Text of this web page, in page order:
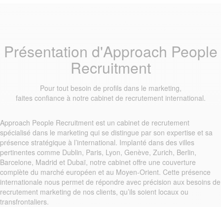
Présentation d'Approach People
Recruitment
Pour tout besoin de profils dans le marketing,
faites confiance à notre cabinet de recrutement international.
Approach People Recruitment est un cabinet de recrutement
spécialisé dans le marketing qui se distingue par son expertise et sa
présence stratégique à l’international. Implanté dans des villes
pertinentes comme Dublin, Paris, Lyon, Genève, Zurich, Berlin,
Barcelone, Madrid et Dubaï, notre cabinet offre une couverture
complète du marché européen et au Moyen-Orient. Cette présence
internationale nous permet de répondre avec précision aux besoins de
recrutement marketing de nos clients, qu’ils soient locaux ou
transfrontaliers.